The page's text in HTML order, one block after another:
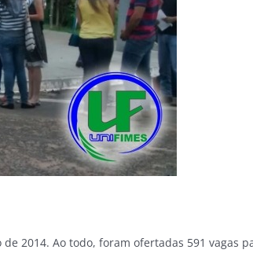
2014. Ao todo, foram ofertadas 591 vagas